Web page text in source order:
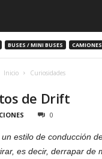
BUSES / MINI BUSES CAMIONES
Inicio Curiosidades
de Drift
0
estilo de conducción
es decir, derrapar de